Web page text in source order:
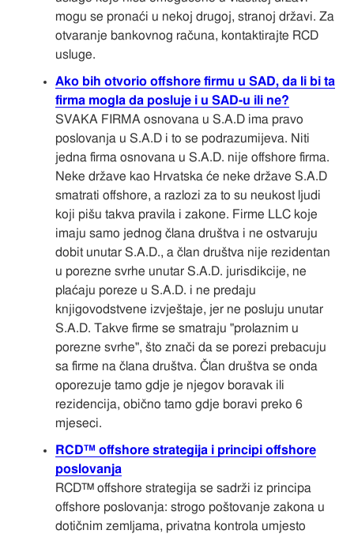
mogu se pronaći u nekoj drugoj, stranoj državi. Za
otvaranje bankovnog računa, kontaktirajte RCD
usluge.
Ako bih otvorio offshore firmu u SAD, da li bi ta
firma mogla da posluje i u SAD-u ili ne?
SVAKA FIRMA osnovana u S.A.D ima pravo
poslovanja u S.A.D i to se podrazumijeva. Niti
jedna firma osnovana u S.A.D. nije offshore firma.
Neke države kao Hrvatska će neke države S.A.D
smatrati offshore, a razlozi za to su neukost ljudi
koji pišu takva pravila i zakone. Firme LLC koje
imaju samo jednog člana društva i ne ostvaruju
dobit unutar S.A.D., a član društva nije rezidentan
u porezne svrhe unutar S.A.D. jurisdikcije, ne
plaćaju poreze u S.A.D. i ne predaju
knjigovodstvene izvještaje, jer ne posluju unutar
S.A.D. Takve firme se smatraju "prolaznim u
porezne svrhe", što znači da se porezi prebacuju
sa firme na člana društva. Član društva se onda
oporezuje tamo gdje je njegov boravak ili
rezidencija, obično tamo gdje boravi preko 6
mjeseci.
RCD™ offshore strategija i principi offshore
poslovanja
RCD™ offshore strategija se sadrži iz principa
offshore poslovanja: strogo poštovanje zakona u
dotičnim zemljama, privatna kontrola umjesto